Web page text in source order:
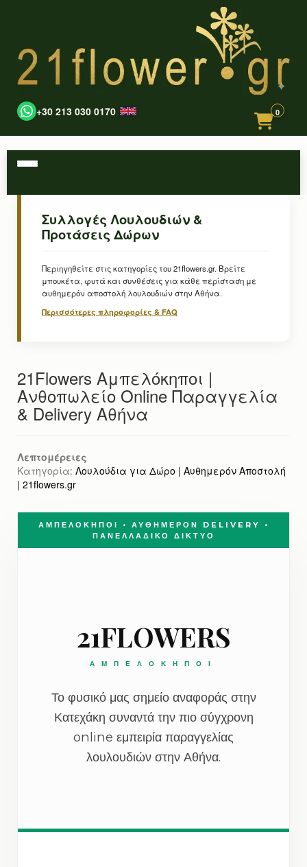
+30 213 030 0170 0
Συλλογές Λουλουδιών &
Προτάσεις Δώρων
Περιηγηθείτε στις κατηγορίες του 21flowers.gr. Βρείτε
μπουκέτα, φυτά και συνθέσεις για κάθε περίσταση με
αυθημερόν αποστολή λουλουδιών στην Αθήνα.
Περισσότερες πληροφορίες & FAQ
21Flowers Αμπελόκηποι |
Ανθοπωλείο Online Παραγγελία
& Delivery Αθήνα
Λεπτομέρειες
Κατηγορία: Λουλούδια για Δώρο | Αυθημερόν Αποστολή
| 21flowers.gr
ΑΜΠΕΛΟΚΗΠΟΙ • ΑΥΘΗΜΕΡΟΝ DELIVERY •
ΠΑΝΕΛΛΑΔΙΚΟ ΔΙΚΤΥΟ
21FLOWERS
ΑΜΠΕΛΟΚΗΠΟΙ
Το φυσικό μας σημείο αναφοράς στην
Κατεχάκη συναντά την πιο σύγχρονη
online εμπειρία παραγγελίας
λουλουδιών στην Αθήνα.